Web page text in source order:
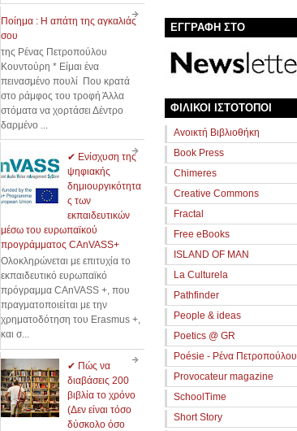
ΕΓΓΡΑΦΗ ΣΤΟ
ΦΙΛΙΚΟΙ ΙΣΤΟΤΟΠΟΙ
Avοικτή Βιβλιοθήκη
Book Press
Chimeres
Creative Commons
Fractal
Free eBooks
ISLAND OF MAN
La Culturela
Pathfinder
People & ideas
Poetics @ GR
Poésie - Ρένα Πετροπούλου
Provocateur magazine
SchoolTime
Short Story
Ποίημα : Η απάτη της αγκαλιάς
σου
της Ρένας Πετροπούλου
Κουντούρη * Είμαι ένα
πεινασμένο πουλί Που κρατά
στο ράμφος του τροφή Άλλα
στόματα να χορτάσει Δέντρο
δαρμένο ...
✔ Ενίσχυση της
ψηφιακής
δημιουργικότητα
ς των
εκπαιδευτικών
μέσω του ευρωπαϊκού
προγράμματος CAnVASS+
Ολοκληρώνεται με επιτυχία το
εκπαιδευτικό ευρωπαϊκό
πρόγραμμα CAnVASS +, που
πραγματοποιείται με την
χρηματοδότηση του Erasmus +,
και σ...
✔ Πώς να
διαβάσεις 200
βιβλία το χρόνο
(Δεν είναι τόσο
δύσκολο όσο